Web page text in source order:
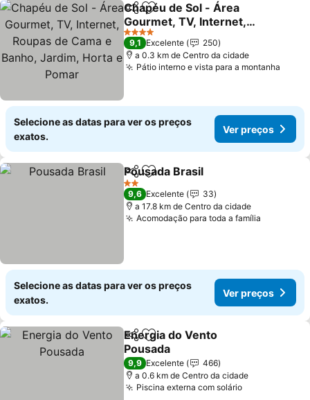
PartilharAdicionar aos favoritos
Chapéu de Sol - Área
Gourmet, TV, Internet,
Roupas de Cama e
Banho, Jardim, Horta e
Pomar
Ver preços
4 Estrelas
9,1 Excelente
250
a 0.3 km de Centro da cidade
Pátio interno e vista para a montanha
Selecione as datas para ver os preços
exatos.
Ver preços
PartilharAdicionar aos favoritos
Pousada Brasil
2 Estrelas
9,6 Excelente
33
a 17.8 km de Centro da cidade
Acomodação para toda a família
Selecione as datas para ver os preços
exatos.
Ver preços
PartilharAdicionar aos favoritos
Energia do Vento
Pousada
Ver preços
9,9 Excelente
466
a 0.6 km de Centro da cidade
Piscina externa com solárioVer preços